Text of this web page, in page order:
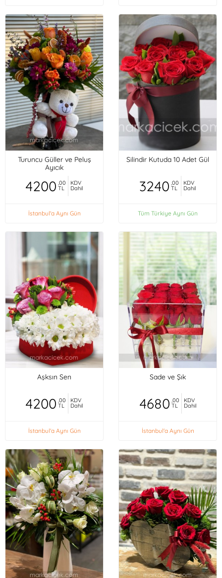
Turuncu Güller ve Peluş
Ayıcık
4200 ,00
TL
KDV
Dahil
İstanbul'a Aynı Gün
Silindir Kutuda 10 Adet Gül
3240 ,00
TL
KDV
Dahil
Tüm Türkiye Aynı Gün
Aşksın Sen
4200 ,00
TL
KDV
Dahil
İstanbul'a Aynı Gün
Sade ve Şık
4680 ,00
TL
KDV
Dahil
İstanbul'a Aynı Gün